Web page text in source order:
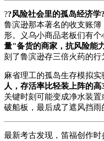
??风险社会里的孤岛经济学?
鲁滨逊那本著名的收支账
形。义乌小商品老板们有个
量"备货的商家，抗风险能
刻了鲁滨逊存三倍火药的行
麻省理工的孤岛生存模拟实
人，存活率比轻装上阵的高
关键时刻可能变成净水装
破船板，最后成了遮风挡雨
最新考古发现，笛福创作